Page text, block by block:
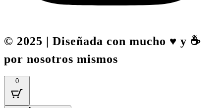
© 2025 | Diseñada con mucho ♥️ y ☕
por nosotros mismos
0